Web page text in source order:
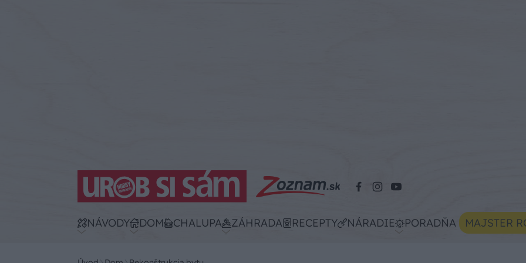
NÁVODY DOM CHALUPA ZÁHRADA RECEPTY NÁRADIE PORADŇA MAJSTER